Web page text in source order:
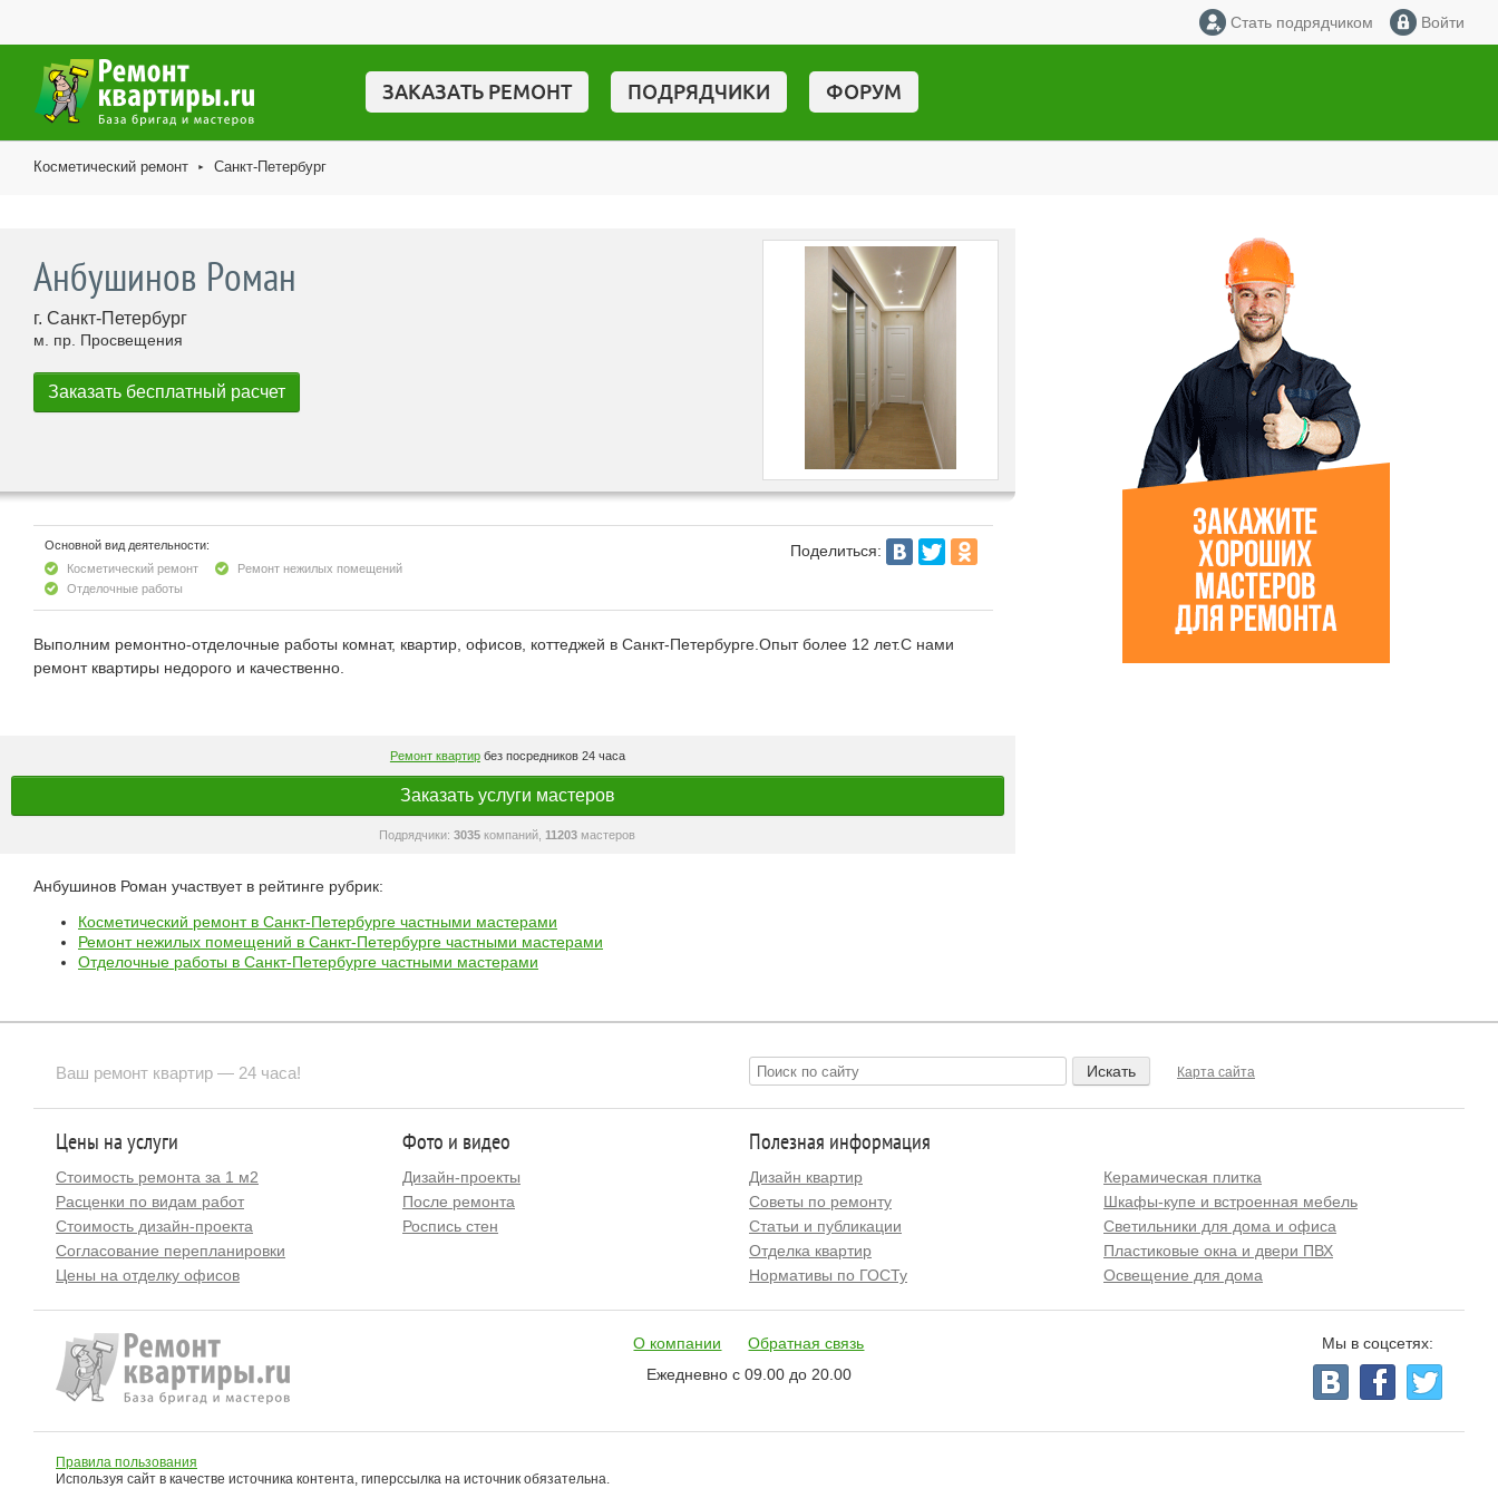
Стать подрядчиком Войти
ЗАКАЗАТЬ РЕМОНТ ПОДРЯДЧИКИ ФОРУМ
Косметический ремонт ► Санкт-Петербург
Анбушинов Роман
г. Санкт-Петербург
м. пр. Просвещения
Основной вид деятельности:
Косметический ремонт
Ремонт нежилых помещений
Отделочные работы
Поделиться:
Выполним ремонтно-отделочные работы комнат, квартир, офисов, коттеджей в Санкт-Петербурге.Опыт более 12 лет.С нами
ремонт квартиры недорого и качественно.
Ремонт квартирбез посредников 24 часа
Заказать услуги мастеров
Подрядчики:3035 компаний, 11203 мастеров
Анбушинов Роман участвует в рейтинге рубрик:
Косметический ремонт в Санкт-Петербурге частными мастерами
Ремонт нежилых помещений в Санкт-Петербурге частными мастерами
Отделочные работы в Санкт-Петербурге частными мастерами
Ваш ремонт квартир — 24 часа! Карта сайта
Цены на услуги
Стоимость ремонта за 1 м2
Расценки по видам работ
Стоимость дизайн-проекта
Согласование перепланировки
Цены на отделку офисов
Фото и видео
Дизайн-проекты
После ремонта
Роспись стен
Полезная информация
Дизайн квартир
Советы по ремонту
Статьи и публикации
Отделка квартир
Нормативы по ГОСТу
Керамическая плитка
Шкафы-купе и встроенная мебель
Светильники для дома и офиса
Пластиковые окна и двери ПВХ
Освещение для дома
О компании
Обратная связь
Ежедневно с 09.00 до 20.00
Мы в соцсетях:
Правила пользования
Используя сайт в качестве источника контента, гиперссылка на источник обязательна.